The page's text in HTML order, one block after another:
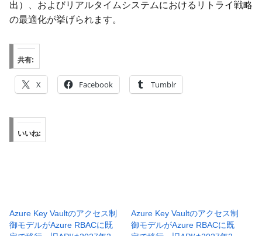
出）、およびリアルタイムシステムにおけるリトライ戦略
の最適化が挙げられます。
共有:
X Facebook Tumblr
いいね:
Azure Key Vaultのアクセス制
御モデルがAzure RBACに既
Azure Key Vaultのアクセス制
御モデルがAzure RBACに既